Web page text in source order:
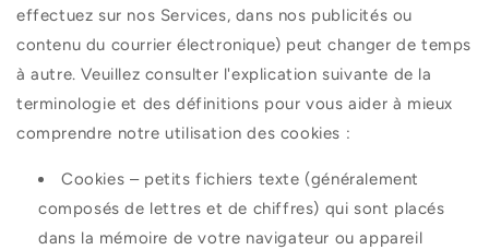
effectuez sur nos Services, dans nos publicités ou
contenu du courrier électronique) peut changer de temps
à autre. Veuillez consulter l'explication suivante de la
terminologie et des définitions pour vous aider à mieux
comprendre notre utilisation des cookies :
Cookies – petits fichiers texte (généralement
composés de lettres et de chiffres) qui sont placés
dans la mémoire de votre navigateur ou appareil